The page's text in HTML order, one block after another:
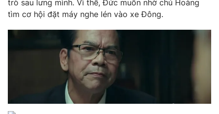
VTV Money VTV Thể thao
Bất động sản
Thị trường 24h Tấm lòng Việt
Vươn mình bằng AI
trò sau lưng mình. Vì thế, Đức muốn nhờ chú Hoàng
tìm cơ hội đặt máy nghe lén vào xe Đông.